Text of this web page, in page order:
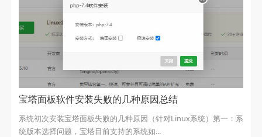
宝塔面板软件安装失败的几种原因总结
系统初次安装宝塔面板失败的几种原因（针对Linux系统）第一：系
统版本选择问题，宝塔目前支持的系统如...